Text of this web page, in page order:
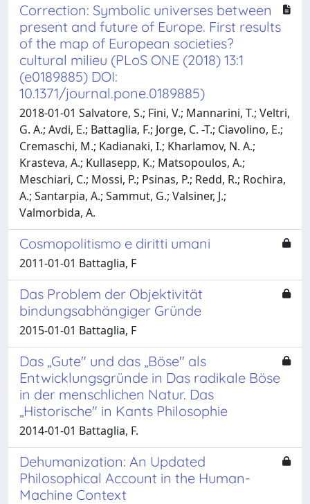
Correction: Symbolic universes between
present and future of Europe. First results
of the map of European societies?
cultural milieu (PLoS ONE (2018) 13:1
(e0189885) DOI:
10.1371/journal.pone.0189885)
2018-01-01 Salvatore, S.; Fini, V.; Mannarini, T.; Veltri,
G. A.; Avdi, E.; Battaglia, F.; Jorge, C. -T.; Ciavolino, E.;
Cremaschi, M.; Kadianaki, I.; Kharlamov, N. A.;
Krasteva, A.; Kullasepp, K.; Matsopoulos, A.;
Meschiari, C.; Mossi, P.; Psinas, P.; Redd, R.; Rochira,
A.; Santarpia, A.; Sammut, G.; Valsiner, J.;
Valmorbida, A.
Cosmopolitismo e diritti umani
2011-01-01 Battaglia, F
Das Problem der Objektivität
bindungsabhängiger Gründe
2015-01-01 Battaglia, F
Das „Gute" und das „Böse" als
Entwicklungsgründe in Das radikale Böse
in der menschlichen Natur. Das
„Historische" in Kants Philosophie
2014-01-01 Battaglia, F.
Dehumanization: An Updated
Philosophical Account in the Human-
Machine Context